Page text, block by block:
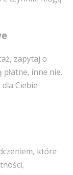
zapytaj o
inne nie.
Ciebie
które